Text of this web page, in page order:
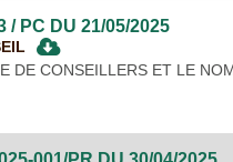
/ PC DU 21/05/2025
DE CONSEILLERS ET LE